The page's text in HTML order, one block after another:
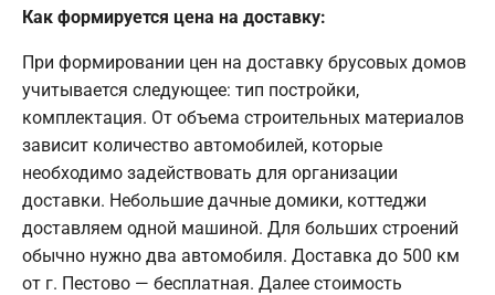
Как формируется цена на доставку:
При формировании цен на доставку брусовых домов
учитывается следующее: тип постройки,
комплектация. От объема строительных материалов
зависит количество автомобилей, которые
необходимо задействовать для организации
доставки. Небольшие дачные домики, коттеджи
доставляем одной машиной. Для больших строений
обычно нужно два автомобиля. Доставка до 500 км
от г. Пестово — бесплатная. Далее стоимость